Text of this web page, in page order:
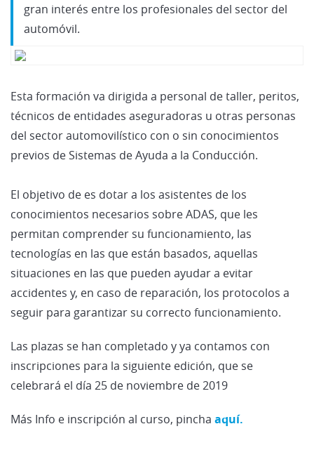
gran interés entre los profesionales del sector del
automóvil.
Esta formación va dirigida a personal de taller, peritos,
técnicos de entidades aseguradoras u otras personas
del sector automovilístico con o sin conocimientos
previos de Sistemas de Ayuda a la Conducción.
El objetivo de es dotar a los asistentes de los
conocimientos necesarios sobre ADAS, que les
permitan comprender su funcionamiento, las
tecnologías en las que están basados, aquellas
situaciones en las que pueden ayudar a evitar
accidentes y, en caso de reparación, los protocolos a
seguir para garantizar su correcto funcionamiento.
Las plazas se han completado y ya contamos con
inscripciones para la siguiente edición, que se
celebrará el día 25 de noviembre de 2019
Más Info e inscripción al curso, pincha aquí.